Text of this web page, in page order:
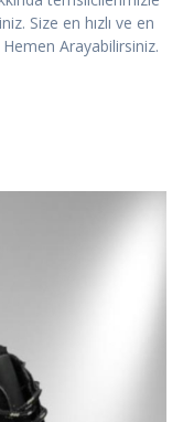
Size en hızlı ve en
Arayabilirsiniz.